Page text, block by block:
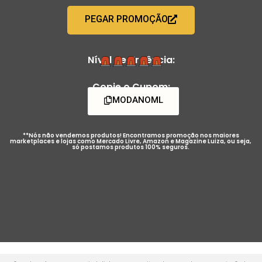
PEGAR PROMOÇÃO
Nível de Urgência:
Copie o Cupom:
MODANOML
**Nós não vendemos produtos! Encontramos promoção nos maiores
marketplaces e lojas como Mercado Livre, Amazon e Magazine Luiza, ou seja,
só postamos produtos 100% seguros.